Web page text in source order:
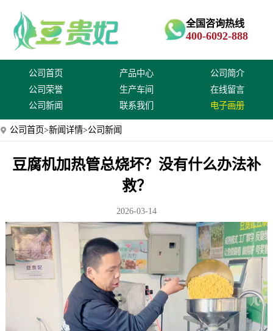
全国咨询热线
400-6092-888
公司首页 产品中心
公司简介
公司荣誉
生产车间
在线留言
公司新闻
联系我们 电子画册
公司首页>新闻详情>公司新闻
豆腐机加热管总烧坏？没有什么办法补
救？
2026-03-14